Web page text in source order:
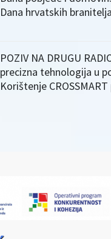
Dana hrvatskih branitelja
POZIV NA DRUGU
precizna tehnologija u
Korištenje